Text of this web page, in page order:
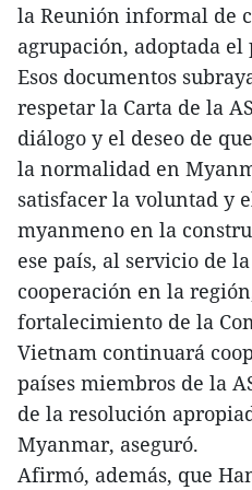
la Reunión informal de
agrupación, adoptada el
Esos documentos
respetar la Carta de la
diálogo y el deseo de
la normalidad en
satisfacer la voluntad y
myanmeno en la
ese país, al servicio de
cooperación en la
fortalecimiento de la
Vietnam continuará
países miembros de la
de la resolución
Myanmar, aseguró.
Afirmó, además, que